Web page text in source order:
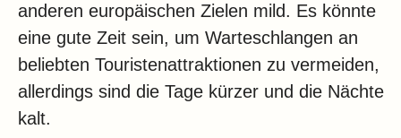
anderen europäischen Zielen mild. Es könnte
eine gute Zeit sein, um Warteschlangen an
beliebten Touristenattraktionen zu vermeiden,
allerdings sind die Tage kürzer und die Nächte
kalt.